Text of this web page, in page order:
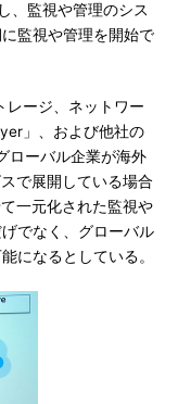
、監視や管理のシス
監視や管理を開始で
ージ、ネットワー
」、および他社の
ローバル企業が海外
で展開している場合
一元化された監視や
でなく、グローバル
になるとしている。